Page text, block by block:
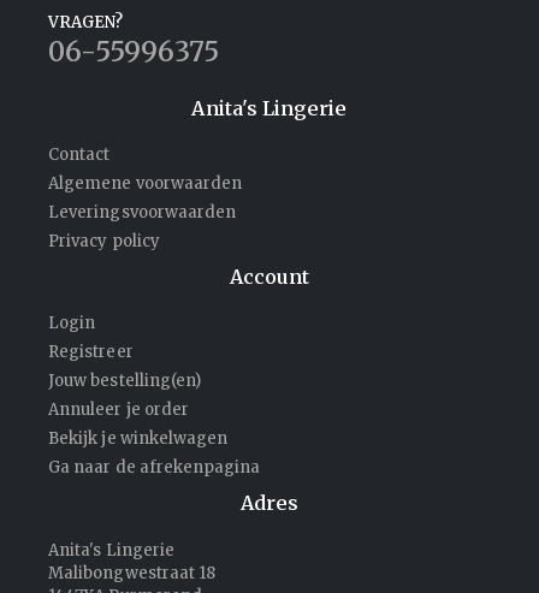
VRAGEN?
06-55996375
Anita's Lingerie
Contact
Algemene voorwaarden
Leveringsvoorwaarden
Privacy policy
Account
Login
Registreer
Jouw bestelling(en)
Annuleer je order
Bekijk je winkelwagen
Ga naar de afrekenpagina
Adres
Anita's Lingerie
Malibongwestraat 18